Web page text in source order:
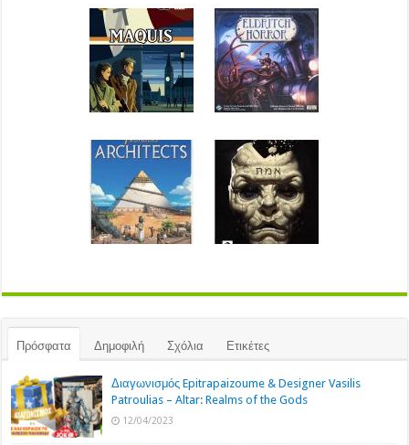
Πρόσφατα Δημοφιλή Σχόλια Ετικέτες
Διαγωνισμός Epitrapaizoume & Designer Vasilis
Patroulias – Altar: Realms of the Gods
12/04/2023